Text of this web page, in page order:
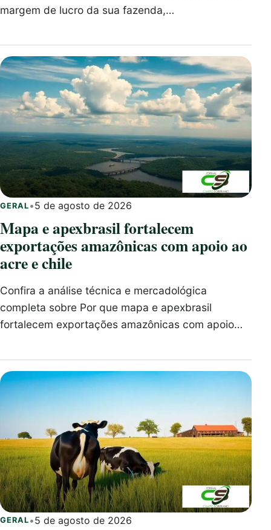
margem de lucro da sua fazenda,…
GERAL •5 de agosto de 2026
Mapa e apexbrasil fortalecem
exportações amazônicas com apoio ao
acre e chile
Confira a análise técnica e mercadológica
completa sobre Por que mapa e apexbrasil
fortalecem exportações amazônicas com apoio…
GERAL •5 de agosto de 2026